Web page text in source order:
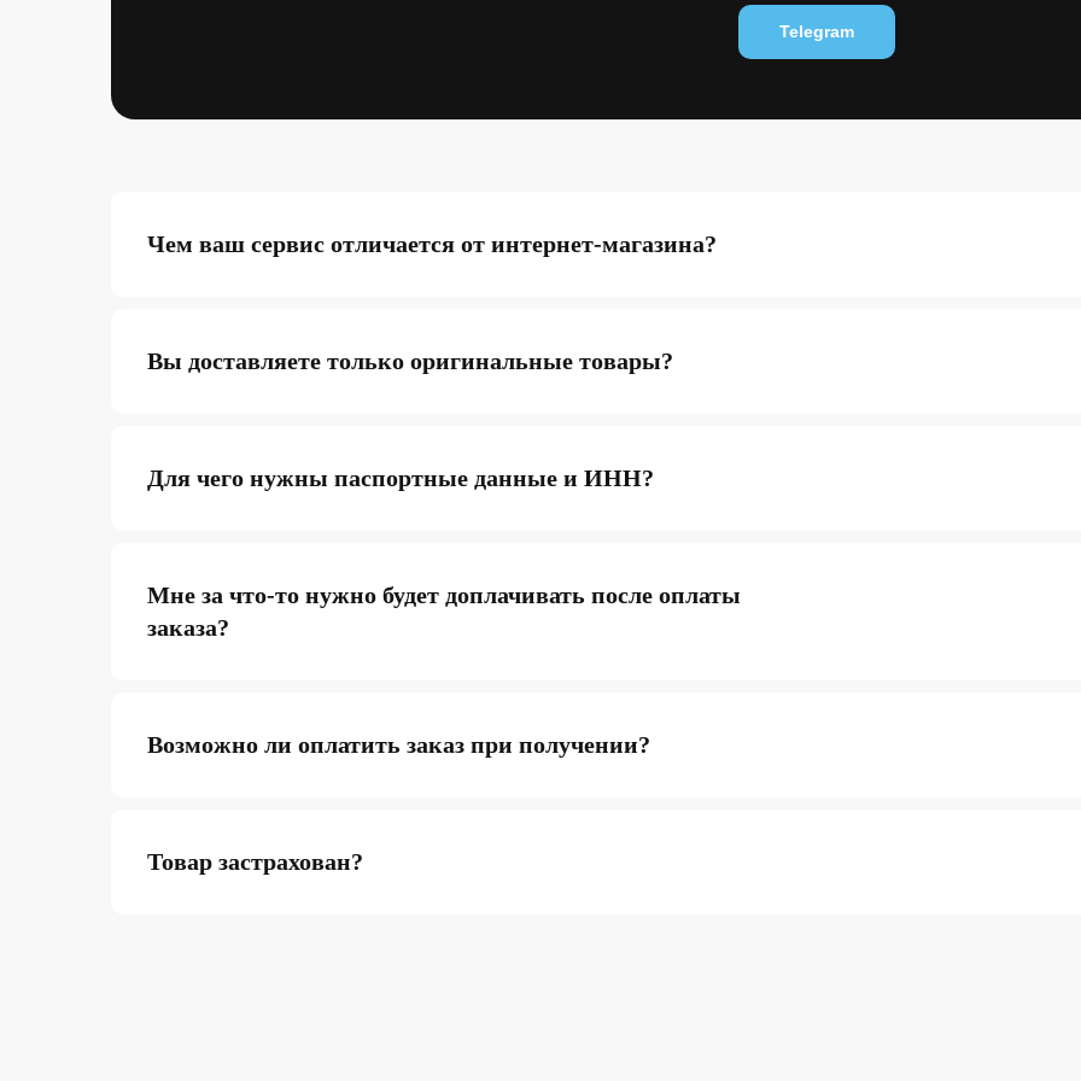
Telegram
Чем ваш сервис отличается от интернет-магазина?
Вы доставляете только оригинальные товары?
Для чего нужны паспортные данные и ИНН?
Мне за что-то нужно будет доплачивать после оплаты
заказа?
Возможно ли оплатить заказ при получении?
Товар застрахован?